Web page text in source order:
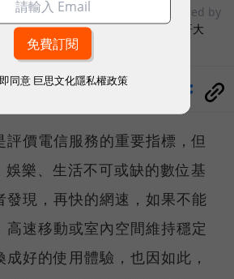
sponsored by
台灣大哥大
評價電信服務的重要指標，但
樂、生活不可或缺的數位基
發現，再快的網速，如果不能
高速移動或室內空間維持穩定
好的使用體驗，也因如此，
同意 巨思文化隱私權政策